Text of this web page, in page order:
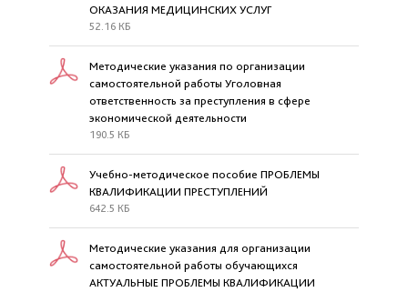
ОКАЗАНИЯ МЕДИЦИНСКИХ УСЛУГ
52.16 КБ
Методические указания по организации
самостоятельной работы Уголовная
ответственность за преступления в сфере
экономической деятельности
190.5 КБ
Учебно-методическое пособие ПРОБЛЕМЫ
КВАЛИФИКАЦИИ ПРЕСТУПЛЕНИЙ
642.5 КБ
Методические указания для организации
самостоятельной работы обучающихся
АКТУАЛЬНЫЕ ПРОБЛЕМЫ КВАЛИФИКАЦИИ